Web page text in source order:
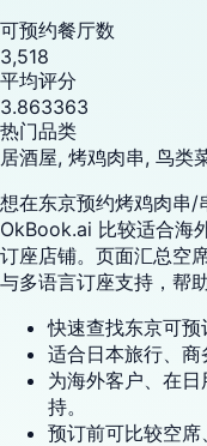
可预约餐厅数
3,518
平均评分
3.863363
热门品类
居酒屋, 烤鸡肉串, 鸟类
想在东京预约烤鸡肉串/
OkBook.ai 比较适合海
订座店铺。页面汇总空
与多语言订座支持，帮
快速查找东京可预
适合日本旅行、商
为海外客户、在
持。
预订前可比较空席